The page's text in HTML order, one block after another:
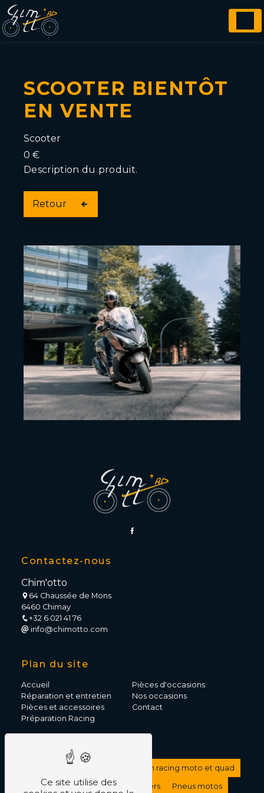
SCOOTER BIENTÔT
EN VENTE
Scooter
0 €
Description du produit.
Retour
Contactez-nous
Chim'otto
64 Chaussée de Mons
6460 Chimay
+32 6 021 41 76
info@chimotto.com
Plan du site
Accueil
Réparation et entretien
Pièces et accessoires
Préparation Racing
Pièces d'occasions
Nos occasions
Contact
Préparation racing moto et quad
Accessoires motos et scooters Pneus motos
Panneau de gestion des cookies
Ce site utilise des